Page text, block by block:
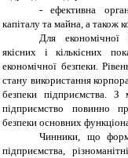
-
ефективна
капіталу та майна, а також
Для економічної
якісних і кількісних
економічної безпеки.
стану використання
безпеки підприємства. З
підприємство повинно
безпеки основних
Чинники, що
підприємства,